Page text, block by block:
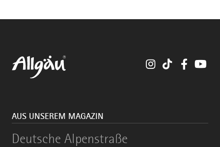
InstagramTikTok
AUS UNSEREM MAGAZIN
Deutsche Alpenstraße
Deutsche
Alpenstraße